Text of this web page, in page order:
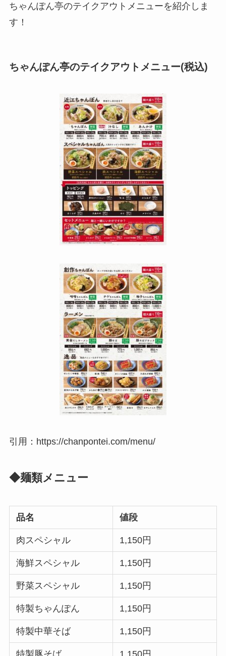
ちゃんぽん亭のテイクアウトメニューを紹介しま
す！
ちゃんぽん亭のテイクアウトメニュー(税込)
引用：https://chanpontei.com/menu/
◆麺類メニュー
品名 値段
肉スペシャル 1,150円
海鮮スペシャル 1,150円
野菜スペシャル 1,150円
特製ちゃんぽん 1,150円
特製中華そば 1,150円